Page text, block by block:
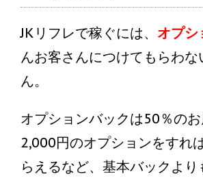
JKリフレで稼ぐには、 オプシ
んお客さんにつけてもらわ
ん。
オプションバックは50％のお
2,000円のオプションをすれ
らえるなど、基本バックよ